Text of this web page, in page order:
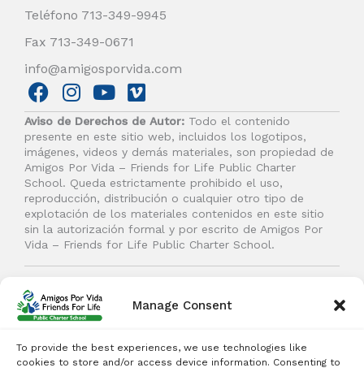
Manage Consent
To provide the best experiences, we use technologies like
cookies to store and/or access device information. Consenting to
Teléfono 713-349-9945
Fax 713-349-0671
info@amigosporvida.com
F
a
c
e
b
o
o
k
I
n
s
t
a
g
r
a
m
Y
o
u
t
u
b
e
V
i
m
e
o
Aviso de Derechos de Autor: Todo el contenido
presente en este sitio web, incluidos los logotipos,
imágenes, videos y demás materiales, son propiedad de
Amigos Por Vida – Friends for Life Public Charter
School. Queda estrictamente prohibido el uso,
reproducción, distribución o cualquier otro tipo de
explotación de los materiales contenidos en este sitio
sin la autorización formal y por escrito de Amigos Por
Vida – Friends for Life Public Charter School.
derechos reservados.